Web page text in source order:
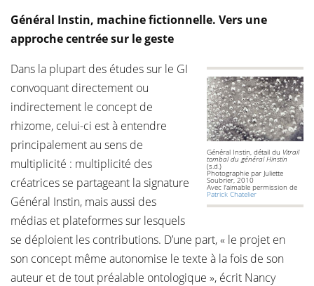
Général Instin, machine fictionnelle. Vers une
approche centrée sur le geste
Général Instin, détail du Vitrail
tombal du général Hinstin
(s.d.)
Photographie par Juliette
Soubrier, 2010
Avec l'aimable permission de
Patrick Chatelier
Dans la plupart des études sur le GI
convoquant directement ou
indirectement le concept de
rhizome, celui-ci est à entendre
principalement au sens de
multiplicité : multiplicité des
créatrices se partageant la signature
Général Instin, mais aussi des
médias et plateformes sur lesquels
se déploient les contributions. D’une part, « le projet en
son concept même autonomise le texte à la fois de son
auteur et de tout préalable ontologique », écrit Nancy